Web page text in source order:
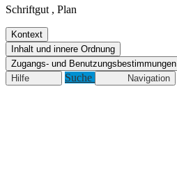
Schriftgut , Plan
Kontext
Inhalt und innere Ordnung
Zugangs- und Benutzungsbestimmungen
Hilfe
Suche Navigation